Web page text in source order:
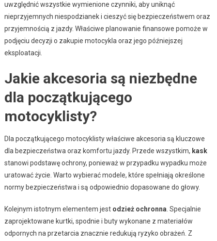
uwzględnić wszystkie wymienione czynniki, aby uniknąć
nieprzyjemnych niespodzianek i cieszyć się bezpieczeństwem oraz
przyjemnością z jazdy. Właściwe planowanie finansowe pomoże w
podjęciu decyzji o zakupie motocykla oraz jego późniejszej
eksploatacji.
Jakie akcesoria są niezbędne
dla początkującego
motocyklisty?
Dla początkującego motocyklisty właściwe akcesoria są kluczowe
dla bezpieczeństwa oraz komfortu jazdy. Przede wszystkim, kask
stanowi podstawę ochrony, ponieważ w przypadku wypadku może
uratować życie. Warto wybierać modele, które spełniają określone
normy bezpieczeństwa i są odpowiednio dopasowane do głowy.
Kolejnym istotnym elementem jest odzież ochronna. Specjalnie
zaprojektowane kurtki, spodnie i buty wykonane z materiałów
odpornych na przetarcia znacznie redukują ryzyko obrażeń. Z